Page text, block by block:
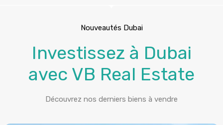
Nouveautés Dubai
Investissez à Dubai
avec VB Real Estate
Découvrez nos derniers biens à vendre